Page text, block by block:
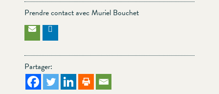
Prendre contact avec Muriel Bouchet
Partager: